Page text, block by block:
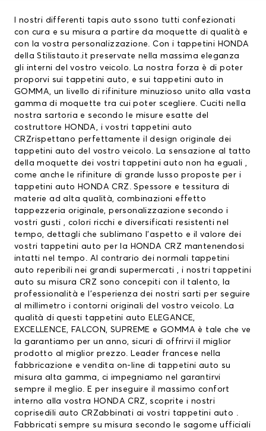
I nostri differenti tapis auto ssono tutti confezionati
con cura e su misura a partire da moquette di qualità e
con la vostra personalizzazione. Con i tappetini HONDA
della Stilistauto.it preservate nella massima eleganza
gli interni del vostro veicolo. La nostra forza è di poter
proporvi sui tappetini auto, e sui tappetini auto in
GOMMA, un livello di rifiniture minuzioso unito alla vasta
gamma di moquette tra cui poter scegliere. Cuciti nella
nostra sartoria e secondo le misure esatte del
costruttore HONDA, i vostri tappetini auto
CRZrispettano perfettamente il design originale dei
tappetini auto del vostro veicolo. La sensazione al tatto
della moquette dei vostri tappetini auto non ha eguali ,
come anche le rifiniture di grande lusso proposte per i
tappetini auto HONDA CRZ. Spessore e tessitura di
materie ad alta qualità, combinazioni effetto
tappezzeria originale, personalizzazione secondo i
vostri gusti , colori ricchi e diversificati resistenti nel
tempo, dettagli che sublimano l’aspetto e il valore dei
vostri tappetini auto per la HONDA CRZ mantenendosi
intatti nel tempo. Al contrario dei normali tappetini
auto reperibili nei grandi supermercati , i nostri tappetini
auto su misura CRZ sono concepiti con il talento, la
professionalità e l’esperienza dei nostri sarti per seguire
al millimetro i contorni originali del vostro veicolo. La
qualità di questi tappetini auto ELEGANCE,
EXCELLENCE, FALCON, SUPREME e GOMMA è tale che ve
la garantiamo per un anno, sicuri di offrirvi il miglior
prodotto al miglior prezzo. Leader francese nella
fabbricazione e vendita on-line di tappetini auto su
misura alta gamma, ci impegniamo nel garantirvi
sempre il meglio. E per inseguire il massimo confort
interno alla vostra HONDA CRZ, scoprite i nostri
coprisedili auto CRZabbinati ai vostri tappetini auto .
Fabbricati sempre su misura secondo le sagome ufficiali